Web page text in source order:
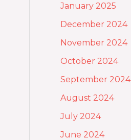
January 2025
December 2024
November 2024
October 2024
September 2024
August 2024
July 2024
June 2024